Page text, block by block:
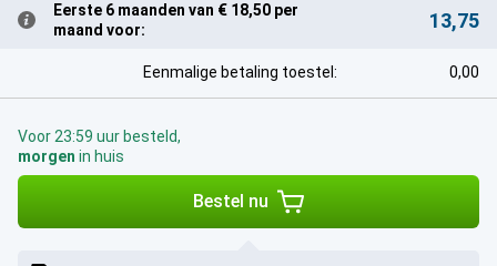
Eerste 6 maanden van € 18,50 per
maand voor:
13,75
Eenmalige betaling toestel: 0,00
Voor 23:59 uur besteld,
morgen in huis
Bestel nu